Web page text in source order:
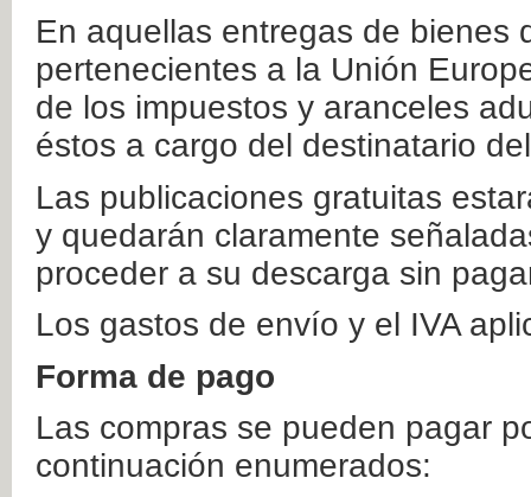
En aquellas entregas de bienes
pertenecientes a la Unión
de los impuestos y aranceles
éstos a cargo del destinatario
Las publicaciones gratuitas
y quedarán claramente
proceder a su descarga sin
Los gastos de envío y el IVA
Forma de pago
Las compras se pueden pagar
continuación enumerados: